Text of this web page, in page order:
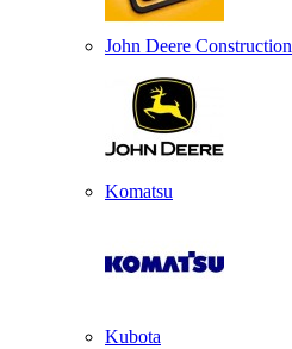
John Deere Construction
Komatsu
Kubota